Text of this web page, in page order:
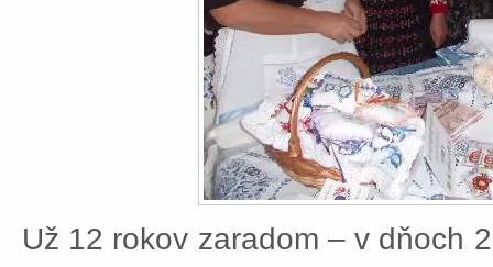
Už 12 rokov zaradom – v dňoch